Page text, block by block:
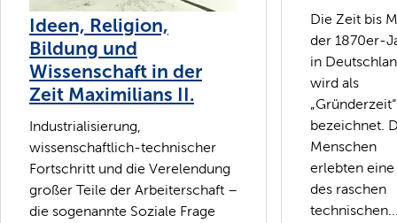
Ideen, Religion,
Bildung und
Wissenschaft in der
Zeit Maximilians II.
Industrialisierung,
wissenschaftlich-technischer
Fortschritt und die Verelendung
großer Teile der Arbeiterschaft –
die sogenannte Soziale Frage
Die Zeit bis
der 1870er-
in
wird als
„Gründerzeit“
bezeichnet.
Menschen
erlebten eine
des raschen